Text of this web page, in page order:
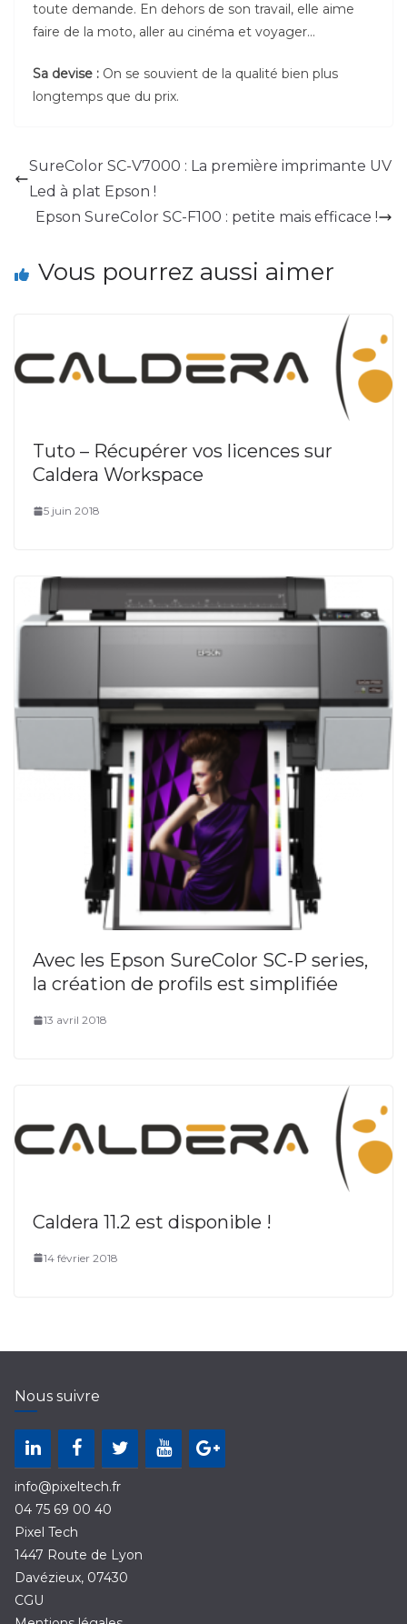
toute demande. En dehors de son travail, elle aime
faire de la moto, aller au cinéma et voyager…
Sa devise : On se souvient de la qualité bien plus
longtemps que du prix.
SureColor SC-V7000 : La première imprimante UV
Led à plat Epson !
Epson SureColor SC-F100 : petite mais efficace !
Vous pourrez aussi aimer
Tuto – Récupérer vos licences sur
Caldera Workspace
5 juin 2018
Avec les Epson SureColor SC-P series,
la création de profils est simplifiée
13 avril 2018
Caldera 11.2 est disponible !
14 février 2018
Nous suivre
info@pixeltech.fr
04 75 69 00 40
Pixel Tech
1447 Route de Lyon
Davézieux, 07430
CGU